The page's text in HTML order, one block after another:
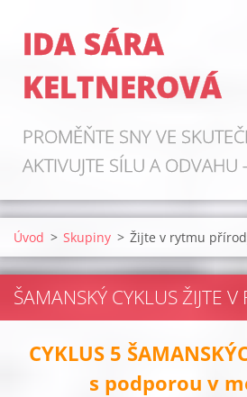
IDA SÁRA
KELTNEROVÁ
PROMĚŇTE SNY VE
AKTIVUJTE SÍLU A ODVAHU
ZDROJE!
Úvod > Skupiny > Žijte v rytmu
ŠAMANSKÝ CYKLUS ŽIJTE
CYKLUS 5
s podporou v